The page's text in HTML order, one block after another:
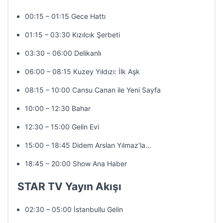
00:15 – 01:15 Gece Hattı
01:15 – 03:30 Kızılcık Şerbeti
03:30 – 06:00 Delikanlı
06:00 – 08:15 Kuzey Yıldızı: İlk Aşk
08:15 – 10:00 Cansu Canan ile Yeni Sayfa
10:00 – 12:30 Bahar
12:30 – 15:00 Gelin Evi
15:00 – 18:45 Didem Arslan Yılmaz’la…
18:45 – 20:00 Show Ana Haber
STAR TV Yayın Akışı
02:30 – 05:00 İstanbullu Gelin